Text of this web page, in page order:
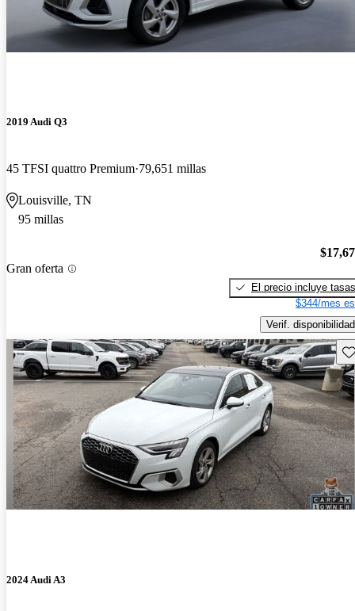
2019 Audi Q3
45 TFSI quattro Premium 79,651 millas
Louisville, TN
95 millas
Gran oferta
El precio incluye tasas
$344/mes
Verif. disponibilidad
2024 Audi A3